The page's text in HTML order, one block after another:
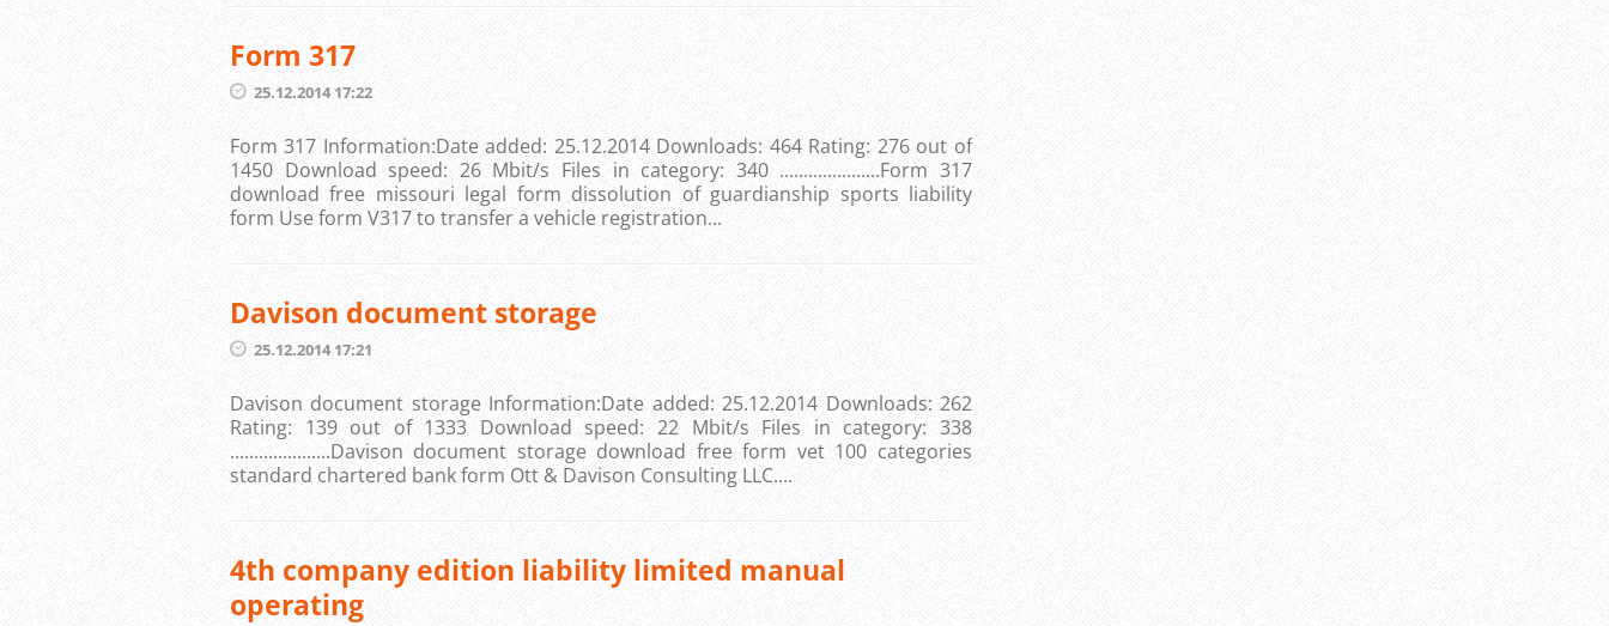
Form 317
25.12.2014 17:22
Form 317 Information:Date added: 25.12.2014 Downloads: 464 Rating: 276 out of
1450 Download speed: 26 Mbit/s Files in category: 340 .....................Form 317
download free missouri legal form dissolution of guardianship sports liability
form Use form V317 to transfer a vehicle registration...
Davison document storage
25.12.2014 17:21
Davison document storage Information:Date added: 25.12.2014 Downloads: 262
Rating: 139 out of 1333 Download speed: 22 Mbit/s Files in category: 338
.....................Davison document storage download free form vet 100 categories
standard chartered bank form Ott & Davison Consulting LLC....
4th company edition liability limited manual
operating